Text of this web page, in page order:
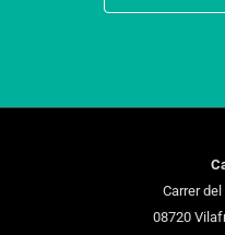
Carrer del
08720